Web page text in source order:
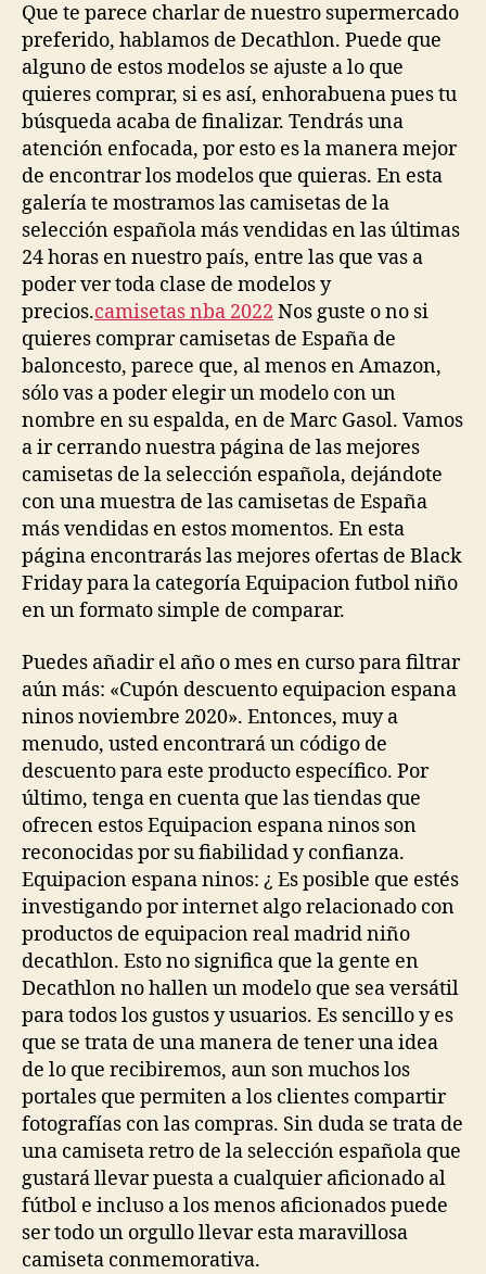
Que te parece charlar de nuestro supermercado
preferido, hablamos de Decathlon. Puede que
alguno de estos modelos se ajuste a lo que
quieres comprar, si es así, enhorabuena pues tu
búsqueda acaba de finalizar. Tendrás una
atención enfocada, por esto es la manera mejor
de encontrar los modelos que quieras. En esta
galería te mostramos las camisetas de la
selección española más vendidas en las últimas
24 horas en nuestro país, entre las que vas a
poder ver toda clase de modelos y
precios.camisetas nba 2022 Nos guste o no si
quieres comprar camisetas de España de
baloncesto, parece que, al menos en Amazon,
sólo vas a poder elegir un modelo con un
nombre en su espalda, en de Marc Gasol. Vamos
a ir cerrando nuestra página de las mejores
camisetas de la selección española, dejándote
con una muestra de las camisetas de España
más vendidas en estos momentos. En esta
página encontrarás las mejores ofertas de Black
Friday para la categoría Equipacion futbol niño
en un formato simple de comparar.
Puedes añadir el año o mes en curso para filtrar
aún más: «Cupón descuento equipacion espana
ninos noviembre 2020». Entonces, muy a
menudo, usted encontrará un código de
descuento para este producto específico. Por
último, tenga en cuenta que las tiendas que
ofrecen estos Equipacion espana ninos son
reconocidas por su fiabilidad y confianza.
Equipacion espana ninos: ¿ Es posible que estés
investigando por internet algo relacionado con
productos de equipacion real madrid niño
decathlon. Esto no significa que la gente en
Decathlon no hallen un modelo que sea versátil
para todos los gustos y usuarios. Es sencillo y es
que se trata de una manera de tener una idea
de lo que recibiremos, aun son muchos los
portales que permiten a los clientes compartir
fotografías con las compras. Sin duda se trata de
una camiseta retro de la selección española que
gustará llevar puesta a cualquier aficionado al
fútbol e incluso a los menos aficionados puede
ser todo un orgullo llevar esta maravillosa
camiseta conmemorativa.